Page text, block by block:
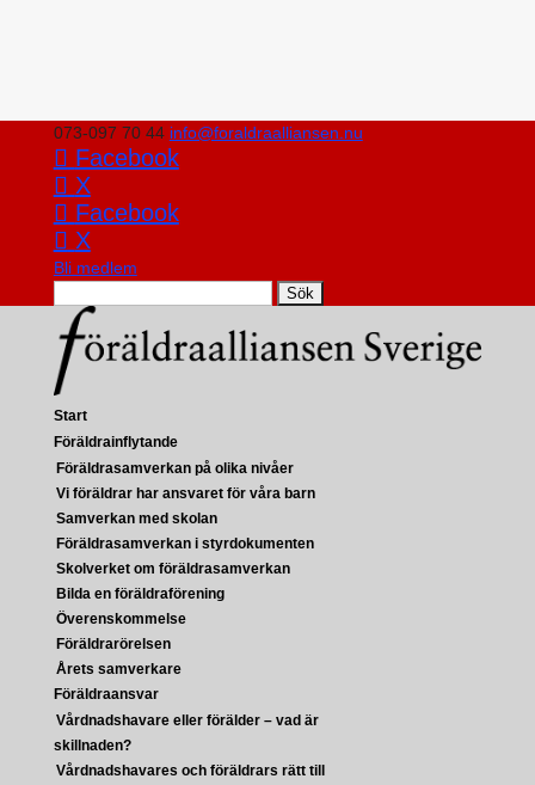
073-097 70 44 info@foraldraalliansen.nu
Facebook
X
Facebook
X
Bli medlem
Start
Föräldrainflytande
Föräldrasamverkan på olika nivåer
Vi föräldrar har ansvaret för våra barn
Samverkan med skolan
Föräldrasamverkan i styrdokumenten
Skolverket om föräldrasamverkan
Bilda en föräldraförening
Överenskommelse
Föräldrarörelsen
Årets samverkare
Föräldraansvar
Vårdnadshavare eller förälder – vad är
skillnaden?
Vårdnadshavares och föräldrars rätt till